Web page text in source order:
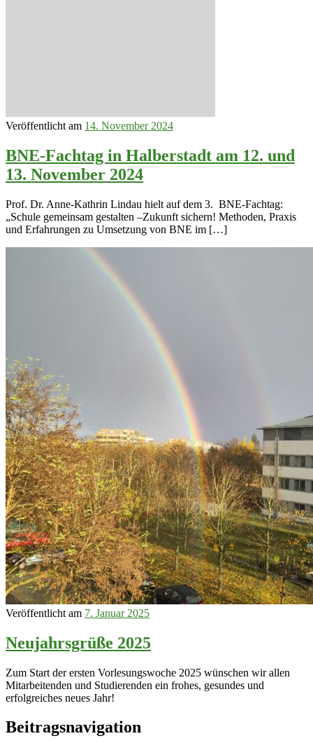
Veröffentlicht am 14. November 2024
BNE-Fachtag in Halberstadt am 12. und
13. November 2024
Prof. Dr. Anne-Kathrin Lindau hielt auf dem 3. BNE-Fachtag:
„Schule gemeinsam gestalten –Zukunft sichern! Methoden, Praxis
und Erfahrungen zu Umsetzung von BNE im […]
Veröffentlicht am 7. Januar 2025
Neujahrsgrüße 2025
Zum Start der ersten Vorlesungswoche 2025 wünschen wir allen
Mitarbeitenden und Studierenden ein frohes, gesundes und
erfolgreiches neues Jahr!
Beitragsnavigation